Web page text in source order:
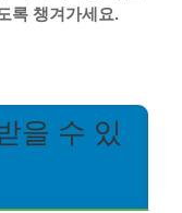
록 챙겨가세요.
을 수 있